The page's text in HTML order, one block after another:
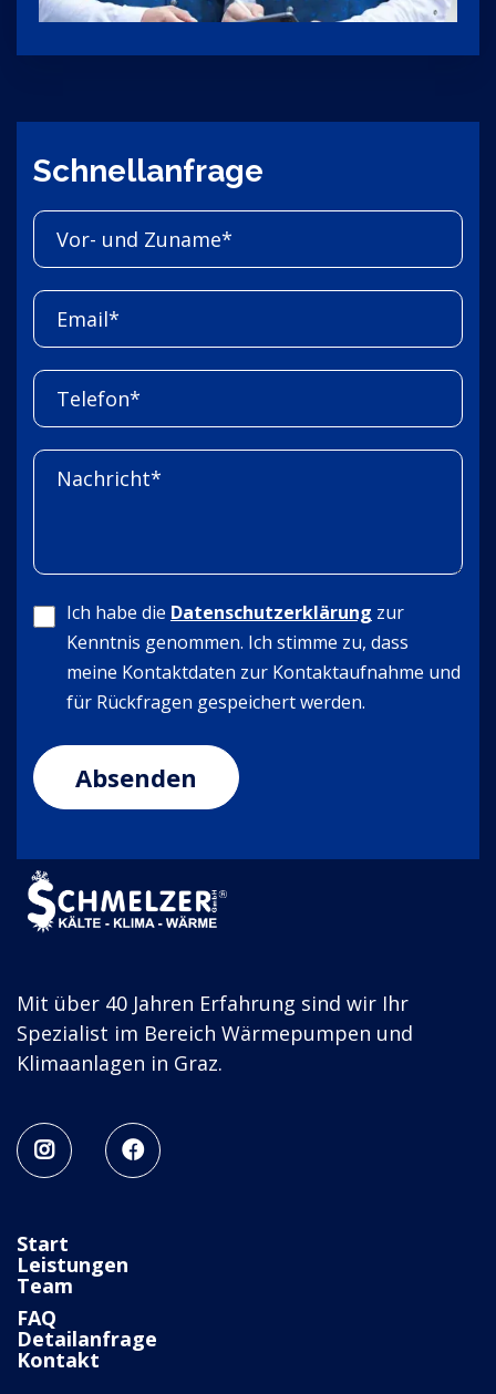
Mit über 40 Jahren Erfahrung sind wir Ihr
Spezialist im Bereich Wärmepumpen und
Klimaanlagen in Graz.
 
Start
Leistungen
Team
FAQ
Detailanfrage
Kontakt
Schnellanfrage
Ich habe die Datenschutzerklärung zur
Kenntnis genommen. Ich stimme zu, dass
meine Kontaktdaten zur Kontaktaufnahme und
für Rückfragen gespeichert werden.